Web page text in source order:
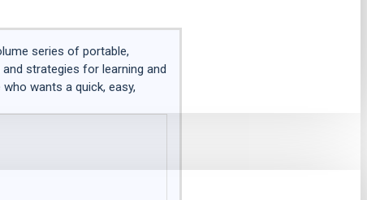
series of portable,
strategies for learning and
wants a quick, easy,